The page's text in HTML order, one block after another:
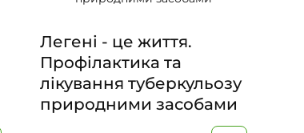
Легені - це життя.
Профілактика та
лікування туберкульозу
природними засобами